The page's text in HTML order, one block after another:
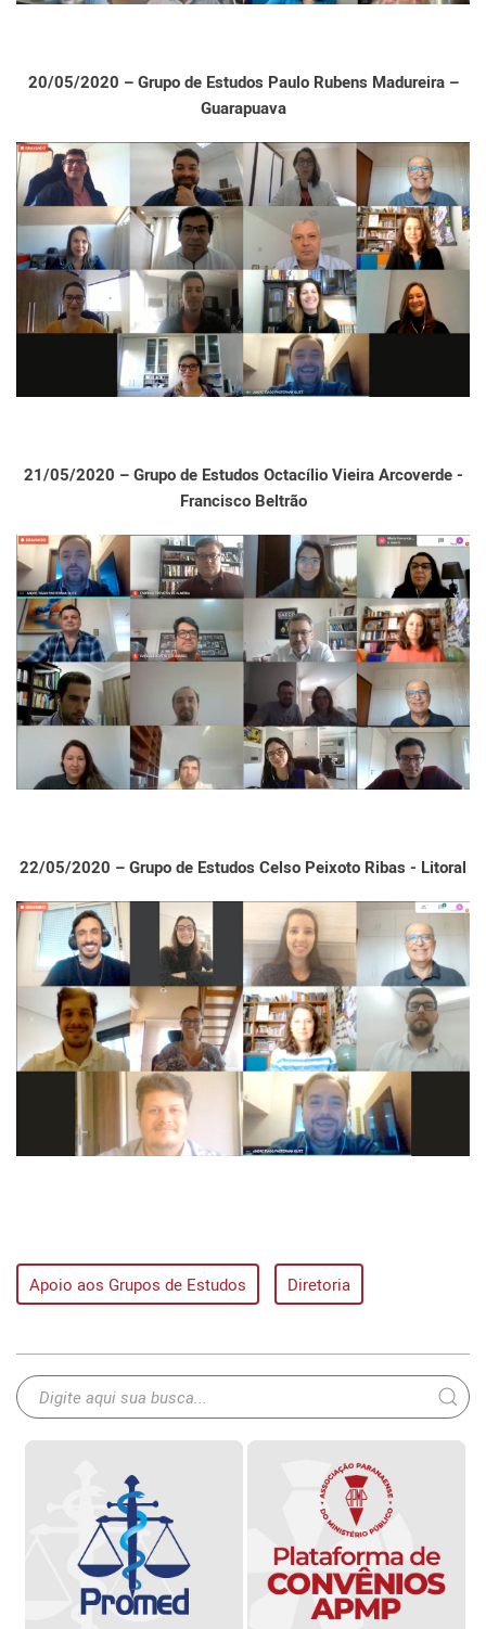
20/05/2020 – Grupo de Estudos Paulo Rubens Madureira –
Guarapuava
21/05/2020 – Grupo de Estudos Octacílio Vieira Arcoverde -
Francisco Beltrão
22/05/2020 – Grupo de Estudos Celso Peixoto Ribas - Litoral
Apoio aos Grupos de Estudos Diretoria